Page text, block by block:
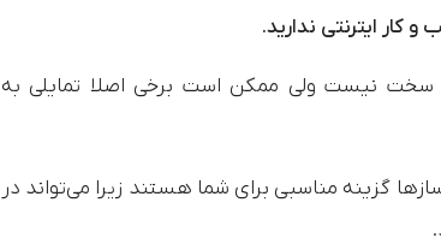
ایترنتی ندارید.
سخت نیست ولی ممکن است برخی اصلا تمایلی به
گزینه مناسبی برای شما هستند زیرا می‌تواند در